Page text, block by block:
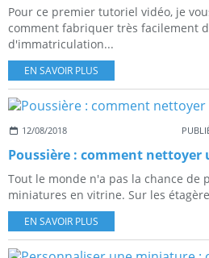
Pour ce premier tutoriel vidéo, je
comment fabriquer très facilement
d'immatriculation...
EN SAVOIR PLUS
12/08/2018
Tout le monde n'a pas la chance de
miniatures en vitrine. Sur les
EN SAVOIR PLUS